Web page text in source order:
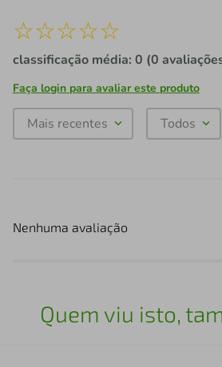
☆☆☆☆☆
classificação média: 0 (0
Faça login para avaliar este produto
Mais recentes Todos
Nenhuma avaliação
Quem viu isto,